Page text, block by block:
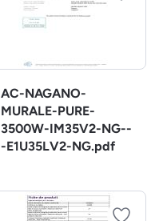
AC-NAGANO-
MURALE-PURE-
3500W-IM35V2-NG--
-E1U35LV2-NG.pdf